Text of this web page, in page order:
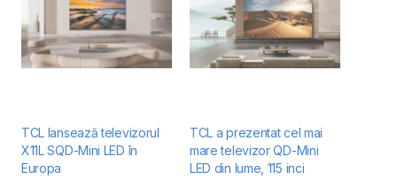
TCL lansează televizorul
X11L SQD-Mini LED în
Europa
TCL a prezentat cel mai
mare televizor QD-Mini
LED din lume, 115 inci